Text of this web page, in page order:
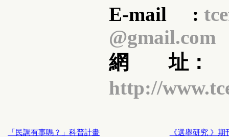
E-mail :
@gmail.com
網 址：
http://
「民調有事嗎？」科普計畫 《選舉研究 》期